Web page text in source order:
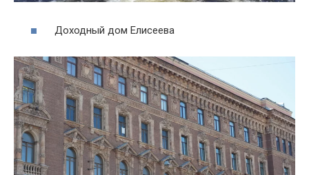
Доходный дом Елисеева